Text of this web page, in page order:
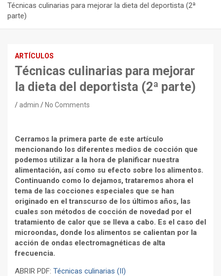
Técnicas culinarias para mejorar la dieta del deportista (2ª
parte)
ARTÍCULOS
Técnicas culinarias para mejorar
la dieta del deportista (2ª parte)
admin No Comments
Cerramos la primera parte de este artículo
mencionando los diferentes medios de cocción que
podemos utilizar a la hora de planificar nuestra
alimentación, así como su efecto sobre los alimentos.
Continuando como lo dejamos,trataremos ahora el
tema de las cocciones especiales que se han
originado en el transcurso de los últimos años, las
cuales son métodos de cocción de novedad por el
tratamiento de calor que se lleva a cabo. Es el caso del
microondas, donde los alimentos se calientan por la
acción de ondas electromagnéticas de alta
frecuencia.
ABRIR PDF: Técnicas culinarias (II)